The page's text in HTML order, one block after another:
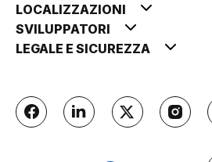
LOCALIZZAZIONI
SVILUPPATORI
LEGALE E SICUREZZA